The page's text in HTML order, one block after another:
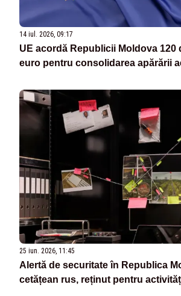
14 iul. 2026, 09:17
UE acordă Republicii Moldova 120
euro pentru consolidarea apărării
25 iun. 2026, 11:45
Alertă de securitate în Republica
cetățean rus, reținut pentru